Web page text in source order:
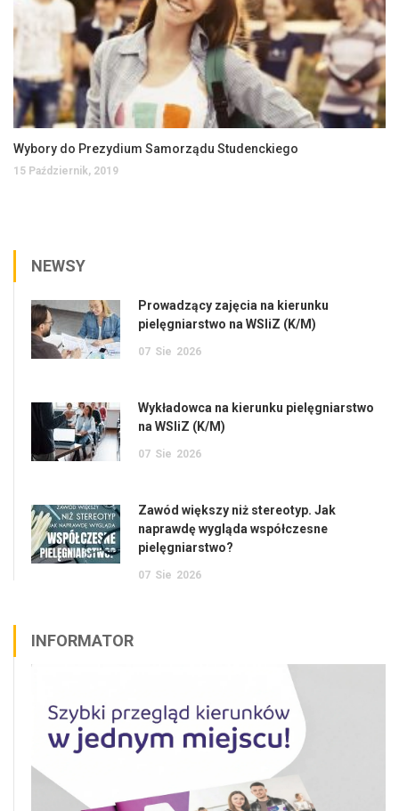
Wybory do Prezydium Samorządu Studenckiego
15 Październik, 2019
NEWSY
Prowadzący zajęcia na kierunku
pielęgniarstwo na WSIiZ (K/M)
07 Sie 2026
Wykładowca na kierunku pielęgniarstwo
na WSIiZ (K/M)
07 Sie 2026
Zawód większy niż stereotyp. Jak
naprawdę wygląda współczesne
pielęgniarstwo?
07 Sie 2026
INFORMATOR